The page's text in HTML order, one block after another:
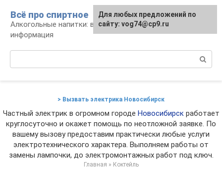
контенту
Всё про спиртное
Алкогольные напитки: виды, рецепты,
информация
> Вызвать электрика Новосибирск
Частный электрик в огромном городе Новосибирскработает
круглосуточно и окажет помощь по неотложной заявке. По
вашему вызову предоставим практически любые услуги
электротехнического характера. Выполняем работы от
замены лампочки, до электромонтажных работ под ключ.
Главная » Коктейль
Для любых предложений по
сайту: vog74@cp9.ru